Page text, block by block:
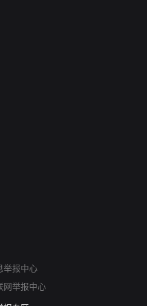
举报中心
网举报中心
项举报